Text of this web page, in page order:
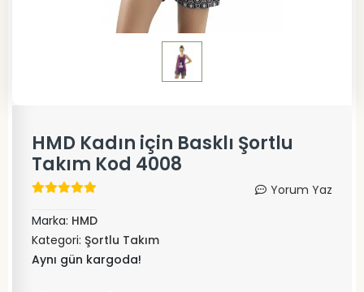
HMD Kadın için Basklı Şortlu
Takım Kod 4008
Yorum Yaz
Marka: HMD
Kategori: Şortlu Takım
Aynı gün kargoda!